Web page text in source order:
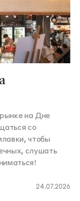
на Дне
со
чтобы
слушать
24.07.2026